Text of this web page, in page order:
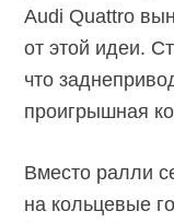
Audi Quattro
от этой идеи.
что
проигрышная
Вместо ралли
на кольцевые